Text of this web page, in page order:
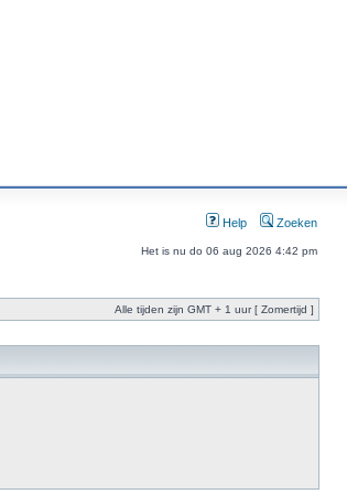
Help Zoeken
Het is nu do 06 aug 2026 4:42 pm
Alle tijden zijn GMT + 1 uur [ Zomertijd ]